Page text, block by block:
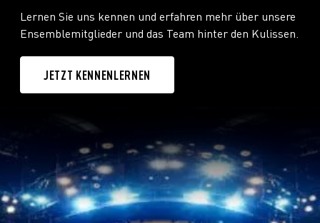
Balletttänzer:innen aus dem Ballett
Ensemble.
Lernen Sie uns kennen und erfahren mehr über unsere
Ensemblemitglieder und das Team hinter den Kulissen.
JETZT KENNENLERNEN